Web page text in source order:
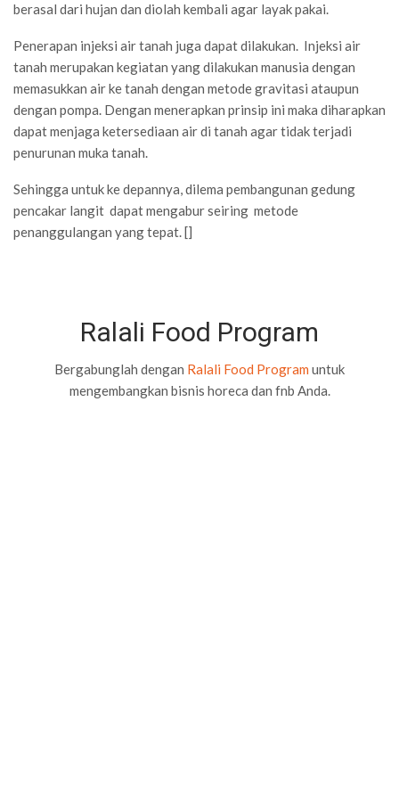
berasal dari hujan dan diolah kembali agar layak pakai.
Penerapan injeksi air tanah juga dapat dilakukan. Injeksi air
tanah merupakan kegiatan yang dilakukan manusia dengan
memasukkan air ke tanah dengan metode gravitasi ataupun
dengan pompa. Dengan menerapkan prinsip ini maka diharapkan
dapat menjaga ketersediaan air di tanah agar tidak terjadi
penurunan muka tanah.
Sehingga untuk ke depannya, dilema pembangunan gedung
pencakar langit dapat mengabur seiring metode
penanggulangan yang tepat. []
Ralali Food Program
Bergabunglah dengan Ralali Food Program untuk
mengembangkan bisnis horeca dan fnb Anda.